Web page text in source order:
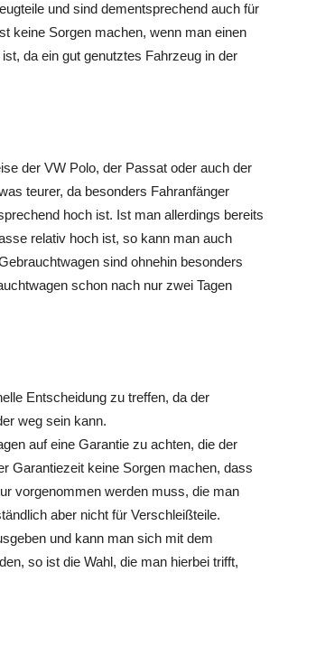
und sind dementsprechend auch für
keine Sorgen machen, wenn man einen
da ein gut genutztes Fahrzeug in der
der VW Polo, der Passat oder auch der
teurer, da besonders Fahranfänger
hoch ist. Ist man allerdings bereits
relativ hoch ist, so kann man auch
sind ohnehin besonders
schon nach nur zwei Tagen
Entscheidung zu treffen, da der
weg sein kann.
auf eine Garantie zu achten, die der
Garantiezeit keine Sorgen machen, dass
vorgenommen werden muss, die man
aber nicht für Verschleißteile.
und kann man sich mit dem
so ist die Wahl, die man hierbei trifft,